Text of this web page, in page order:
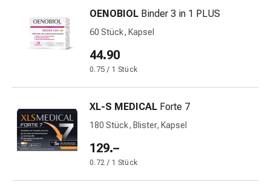
Netzverbände
Verbrennungen
Sonnenbrand
Verbandwechsel-
Sets
Wundauflagen
Wundbehandlung
Wundsprays
OENOBIOL Binder 3 in 1 PLUS
60 Stück, Kapsel
44.90
0.75 / 1 Stück
XL-S MEDICAL Forte 7
180 Stück, Blister, Kapsel
129.–
0.72 / 1 Stück